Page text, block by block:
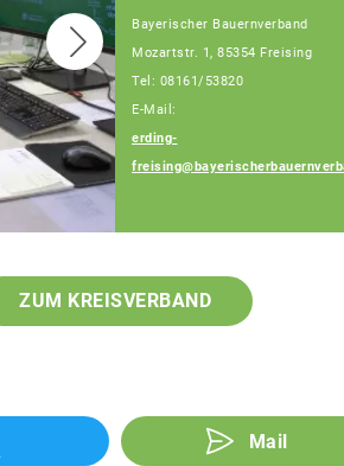
Bayerischer Bauernverband
Mozartstr. 1, 85354 Freising
Tel: 08161/53820
E-Mail:
erding-
ZUM KREISVERBAND
Mail